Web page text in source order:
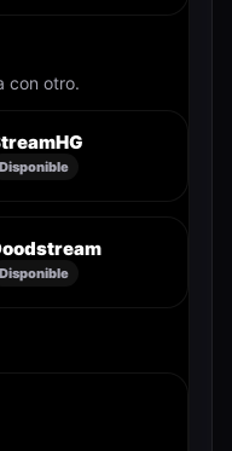
con otro.
Disponible
Disponible